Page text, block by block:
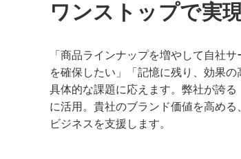
ワンストップで実
「商品ラインナップを増やして自社
を確保したい」「記憶に残り、効果
具体的な課題に応えます。弊社が誇
に活用。貴社のブランド価値を高め
ビジネスを支援します。